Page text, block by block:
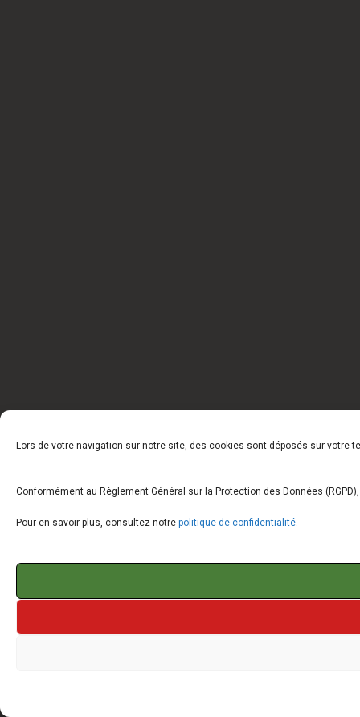
Lors de votre navigation sur notre site, des cookies sont déposés sur votre
Conformément au Règlement Général sur la Protection des Données
Pour en savoir plus, consultez notre politique de confidentialité.